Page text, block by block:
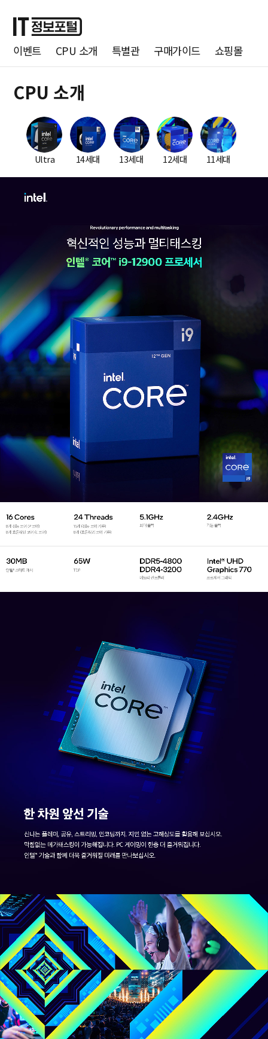
이벤트 CPU 소개 특별관 구매가이드 쇼핑몰
CPU 소개
Ultra 14세대 13세대 12세대 11세대